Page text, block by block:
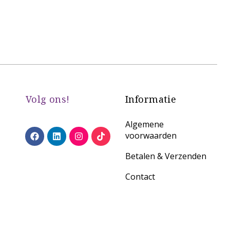
Volg ons! Informatie
Algemene
voorwaarden
Betalen & Verzenden
Contact